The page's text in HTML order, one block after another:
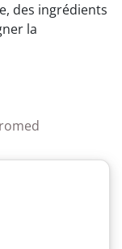
des ingrédients
la